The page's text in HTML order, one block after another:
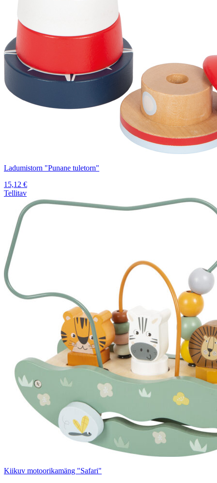
Ladumistorn "Punane tuletorn"
15,12 €
Tellitav
Kiikuv motoorikamäng "Safari"